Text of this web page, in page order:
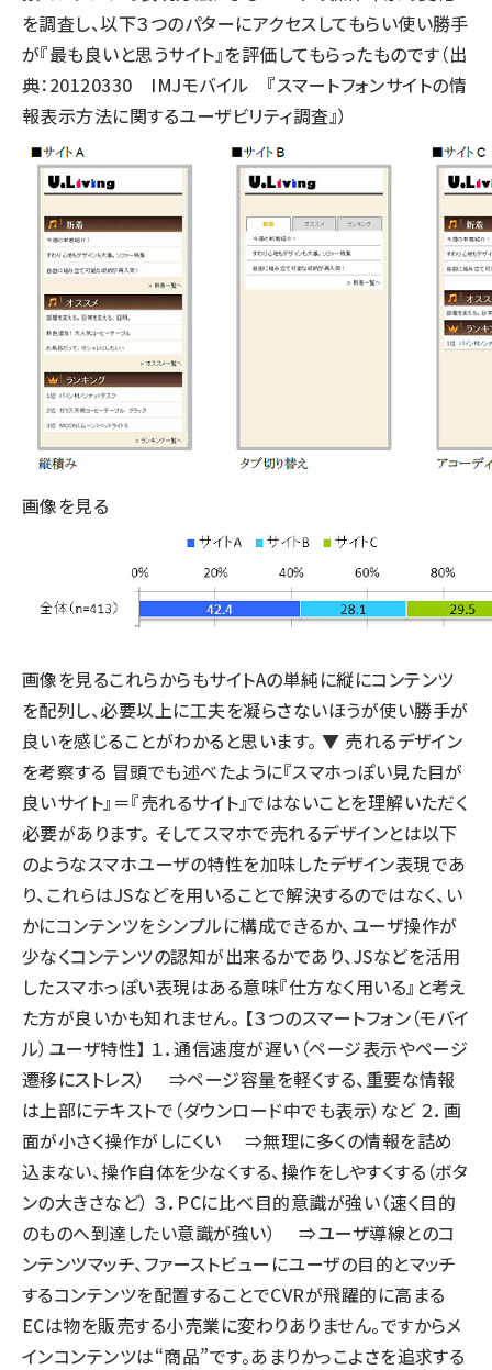
を調査し、以下３つのパターにアクセスしてもらい使い勝手
が『最も良いと思うサイト』を評価してもらったものです（出
典：20120330 IMJモバイル 『スマートフォンサイトの情
報表示方法に関するユーザビリティ調査』）
画像を見る
画像を見るこれらからもサイトAの単純に縦にコンテンツ
を配列し、必要以上に工夫を凝らさないほうが使い勝手が
良いを感じることがわかると思います。 ▼ 売れるデザイン
を考察する 冒頭でも述べたように『スマホっぽい見た目が
良いサイト』＝『売れるサイト』ではないことを理解いただく
必要があります。 そしてスマホで売れるデザインとは以下
のようなスマホユーザの特性を加味したデザイン表現であ
り、これらはJSなどを用いることで解決するのではなく、い
かにコンテンツをシンプルに構成できるか、ユーザ操作が
少なくコンテンツの認知が出来るかであり、JSなどを活用
したスマホっぽい表現はある意味『仕方なく用いる』と考え
た方が良いかも知れません。 【３つのスマートフォン（モバイ
ル）ユーザ特性】 １．通信速度が遅い（ページ表示やページ
遷移にストレス） ⇒ページ容量を軽くする、重要な情報
は上部にテキストで（ダウンロード中でも表示）など ２．画
面が小さく操作がしにくい ⇒無理に多くの情報を詰め
込まない、操作自体を少なくする、操作をしやすくする（ボタ
ンの大きさなど） ３．PCに比べ目的意識が強い（速く目的
のものへ到達したい意識が強い） ⇒ユーザ導線とのコ
ンテンツマッチ、ファーストビューにユーザの目的とマッチ
するコンテンツを配置することでCVRが飛躍的に高まる
ECは物を販売する小売業に変わりありません。ですからメ
インコンテンツは“商品”です。あまりかっこよさを追求する